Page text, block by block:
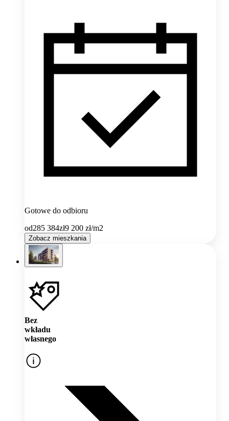
Gotowe do odbioru
od285 384zł9 200 zł/m2
Zobacz mieszkania
Bez
wkładu
własnego